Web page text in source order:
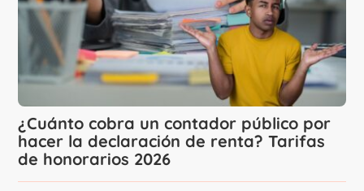
¿Cuánto cobra un contador público por
hacer la declaración de renta? Tarifas
de honorarios 2026